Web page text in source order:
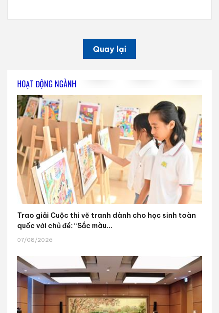
Quay lại
HOẠT ĐỘNG NGÀNH
Trao giải Cuộc thi vẽ tranh dành cho học sinh toàn
quốc với chủ đề: “Sắc màu...
07/08/2026